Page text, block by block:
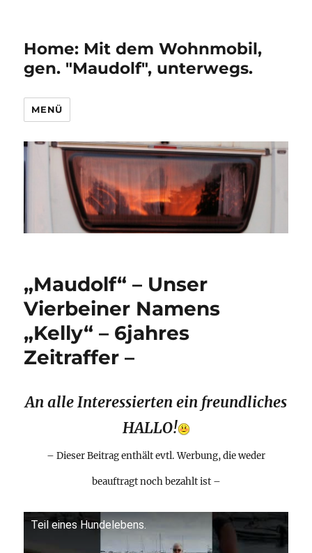
Home: Mit dem Wohnmobil,
gen. "Maudolf", unterwegs.
MENÜ
„Maudolf“ – Unser
Vierbeiner Namens
„Kelly“ – 6jahres
Zeitraffer –
An alle Interessierten ein freundliches
HALLO!
– Dieser Beitrag enthält evtl. Werbung, die weder
beauftragt noch bezahlt ist –
Teil eines Hundelebens.